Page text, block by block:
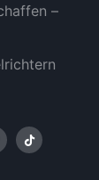
–